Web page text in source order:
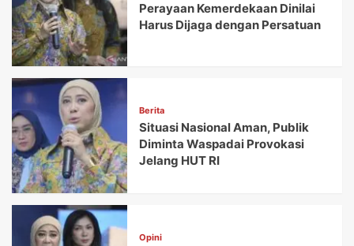
Perayaan Kemerdekaan Dinilai
Harus Dijaga dengan Persatuan
Berita
Situasi Nasional Aman, Publik
Diminta Waspadai Provokasi
Jelang HUT RI
Opini